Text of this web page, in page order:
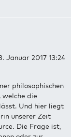
Januar 2017 13:24
philosophischen
die
Und hier liegt
unserer Zeit
Die Frage ist,